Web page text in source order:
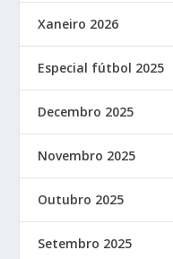
Xaneiro 2026
Especial fútbol 2025
Decembro 2025
Novembro 2025
Outubro 2025
Setembro 2025